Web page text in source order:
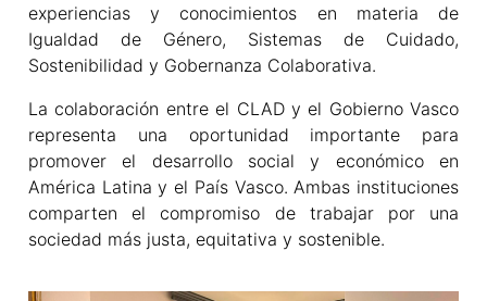
experiencias y conocimientos en materia de
Igualdad de Género, Sistemas de Cuidado,
Sostenibilidad y Gobernanza Colaborativa.
La colaboración entre el CLAD y el Gobierno Vasco
representa una oportunidad importante para
promover el desarrollo social y económico en
América Latina y el País Vasco. Ambas instituciones
comparten el compromiso de trabajar por una
sociedad más justa, equitativa y sostenible.